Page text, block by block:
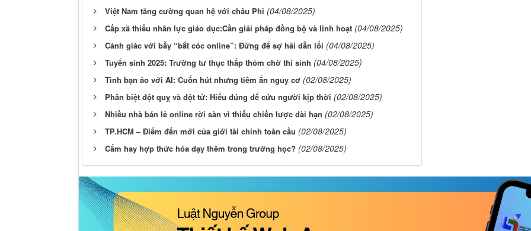
Việt Nam tăng cường quan hệ với châu Phi (04/08/2025)
Cấp xã thiếu nhân lực giáo dục:Cần giải pháp đồng bộ và linh hoạt (04/08/2025)
Cảnh giác với bẫy “bắt cóc online”: Đừng để sợ hãi dẫn lối (04/08/2025)
Tuyển sinh 2025: Trường tư thục thấp thỏm chờ thí sinh (04/08/2025)
Tình bạn ảo với AI: Cuốn hút nhưng tiềm ẩn nguy cơ (02/08/2025)
Phân biệt đột quỵ và đột tử: Hiểu đúng để cứu người kịp thời (02/08/2025)
Nhiều nhà bán lẻ online rời sàn vì thiếu chiến lược dài hạn (02/08/2025)
TP.HCM – Điểm đến mới của giới tài chính toàn cầu (02/08/2025)
Cấm hay hợp thức hóa dạy thêm trong trường học? (02/08/2025)